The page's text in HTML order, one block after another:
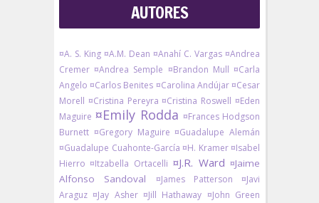
AUTORES
¤A. S. King ¤A.M. Dean ¤Anahí C. Vargas ¤Andrea
Cremer ¤Andrea Semple ¤Brandon Mull ¤Carla
Angelo ¤Carlos Benites ¤Carolina Andújar ¤Cesar
Morell ¤Cristina Pereyra ¤Cristina Roswell ¤Eden
Maguire ¤Emily Rodda ¤Frances Hodgson
Burnett ¤Gregory Maguire ¤Guadalupe Alemán
¤Guadalupe Cuahonte-García ¤H. Kramer ¤Isabel
Hierro ¤Itzabella Ortacelli ¤J.R. Ward ¤Jaime
Alfonso Sandoval
¤James Patterson
¤Javi
Araguz ¤Jay Asher ¤Jill Hathaway ¤John Green